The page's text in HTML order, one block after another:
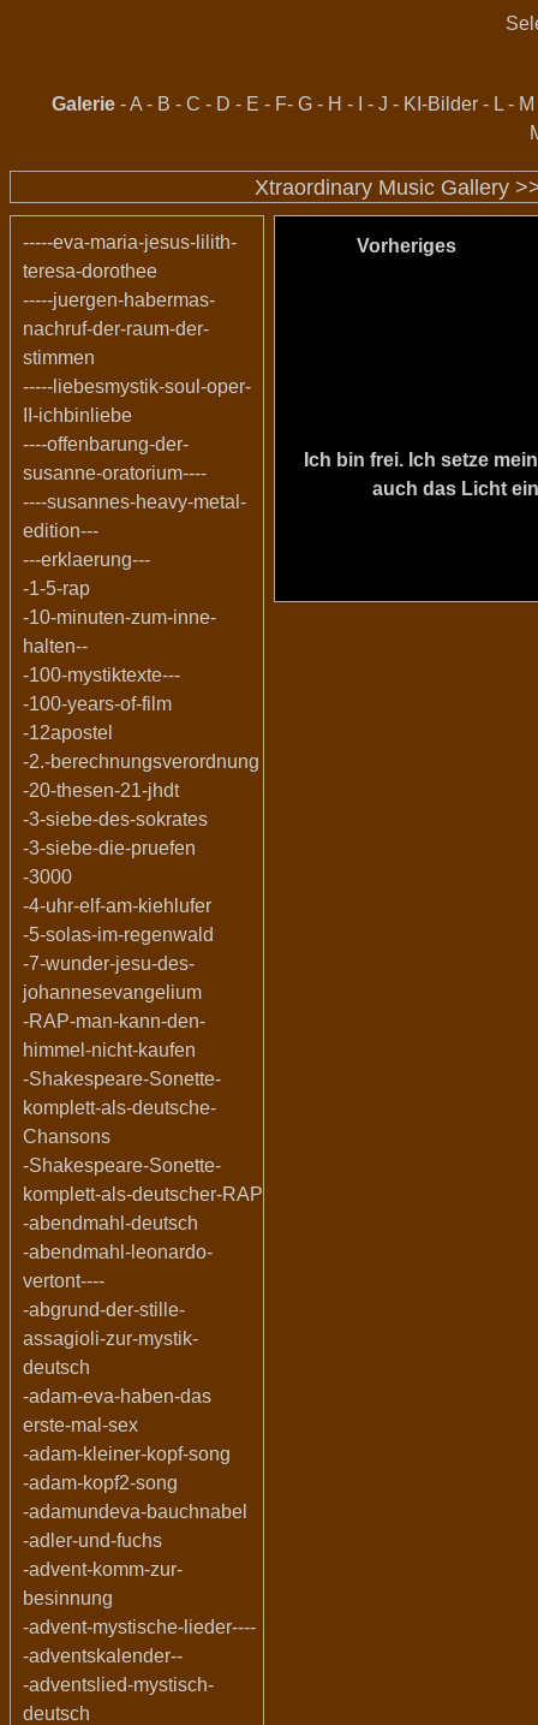
Galerie -A - B - C - D - E - F- G - H - - J - KI-Bilder - L - M
Xtraordinary Music Gallery
-----eva-maria-jesus-lilith-
teresa-dorothee
-----juergen-habermas-
nachruf-der-raum-der-
stimmen
-----liebesmystik-soul-oper-
II-ichbinliebe
----offenbarung-der-
susanne-oratorium----
----susannes-heavy-metal-
edition---
---erklaerung---
-1-5-rap
-10-minuten-zum-inne-
halten--
-100-mystiktexte---
-100-years-of-film
-12apostel
-2.-berechnungsverordnung
-20-thesen-21-jhdt
-3-siebe-des-sokrates
-3-siebe-die-pruefen
-3000
-4-uhr-elf-am-kiehlufer
-5-solas-im-regenwald
-7-wunder-jesu-des-
johannesevangelium
-RAP-man-kann-den-
himmel-nicht-kaufen
-Shakespeare-Sonette-
komplett-als-deutsche-
Chansons
-Shakespeare-Sonette-
komplett-als-deutscher-RAP
-abendmahl-deutsch
-abendmahl-leonardo-
vertont----
-abgrund-der-stille-
assagioli-zur-mystik-
deutsch
-adam-eva-haben-das
erste-mal-sex
-adam-kleiner-kopf-song
-adam-kopf2-song
-adamundeva-bauchnabel
-adler-und-fuchs
-advent-komm-zur-
besinnung
-advent-mystische-lieder----
-adventskalender--
-adventslied-mystisch-
deutsch
Vorheriges
Ich bin frei. Ich setze
auch das Licht